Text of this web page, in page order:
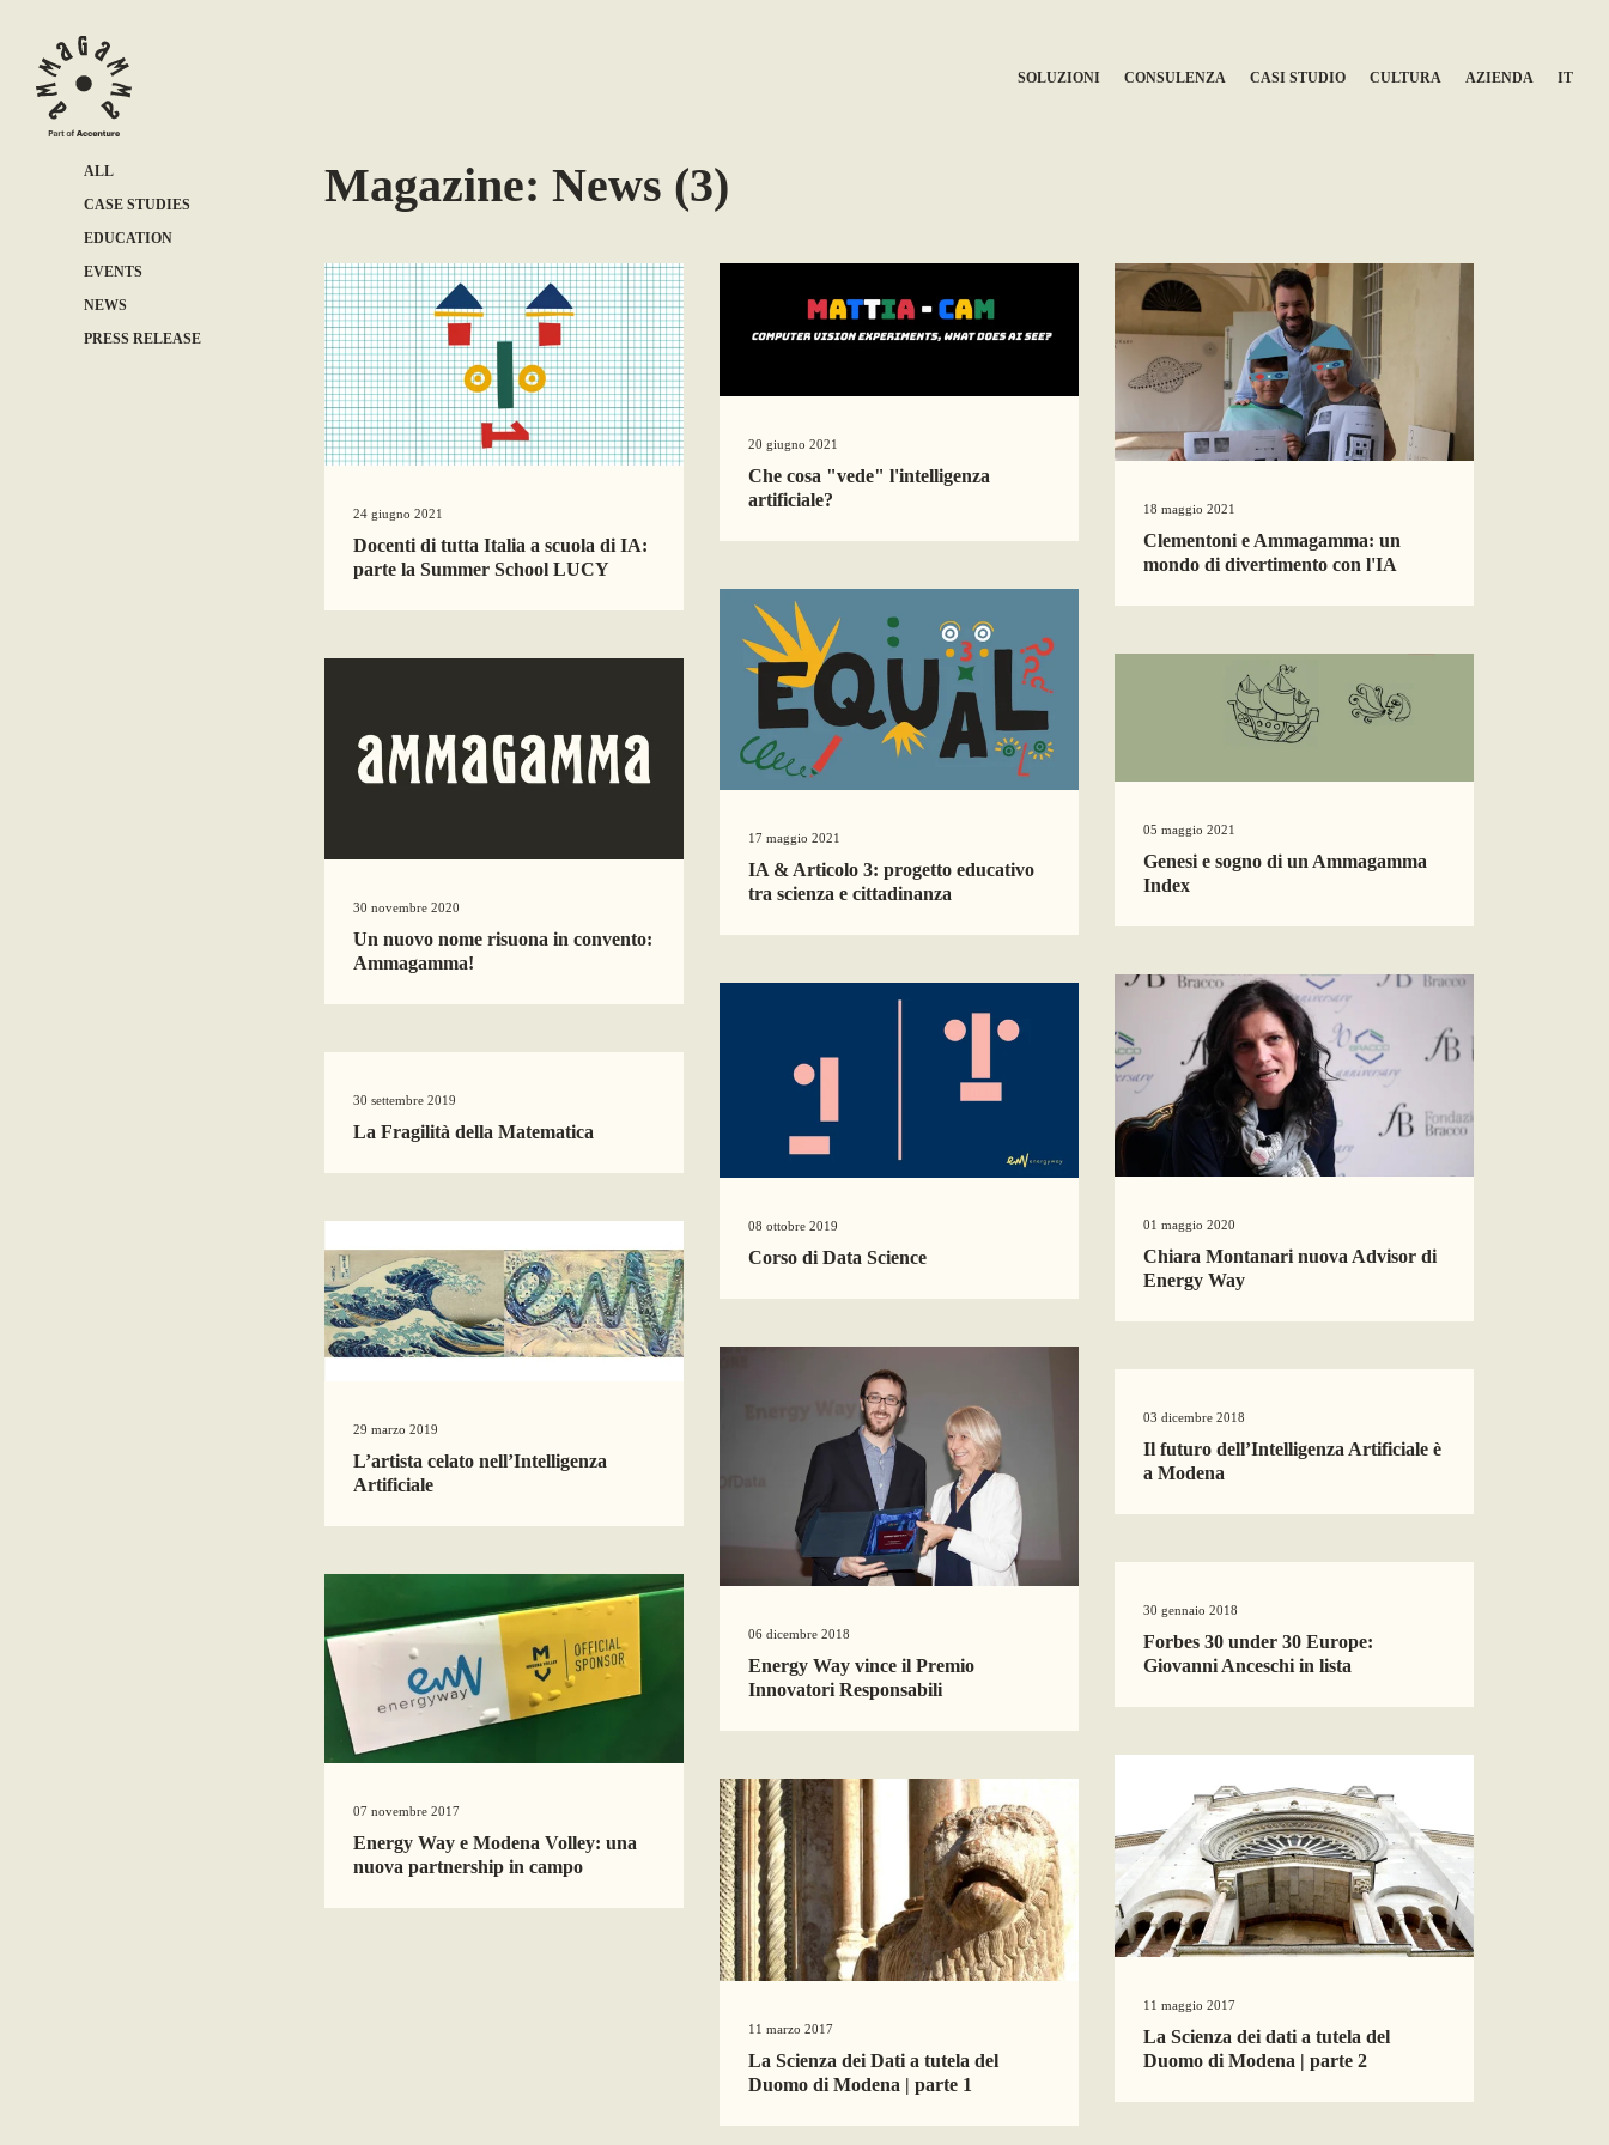
SOLUZIONI CONSULENZA CASI STUDIO CULTURA AZIENDA IT
ALL
CASE STUDIES
EDUCATION
EVENTS
NEWS
PRESS RELEASE
Magazine: News (3)
24 giugno 2021
Docenti di tutta Italia a scuola di IA:
parte la Summer School LUCY
20 giugno 2021
Che cosa "vede" l'intelligenza
artificiale?
18 maggio 2021
Clementoni e Ammagamma: un
mondo di divertimento con l'IA
17 maggio 2021
IA & Articolo 3: progetto educativo
tra scienza e cittadinanza
05 maggio 2021
Genesi e sogno di un Ammagamma
Index
30 novembre 2020
Un nuovo nome risuona in convento:
Ammagamma!
01 maggio 2020
Chiara Montanari nuova Advisor di
Energy Way
08 ottobre 2019
Corso di Data Science
30 settembre 2019
La Fragilità della Matematica
29 marzo 2019
L’artista celato nell’Intelligenza
Artificiale
06 dicembre 2018
Energy Way vince il Premio
Innovatori Responsabili
03 dicembre 2018
Il futuro dell’Intelligenza Artificiale è
a Modena
30 gennaio 2018
Forbes 30 under 30 Europe:
Giovanni Anceschi in lista
07 novembre 2017
Energy Way e Modena Volley: una
nuova partnership in campo
11 maggio 2017
La Scienza dei dati a tutela del
Duomo di Modena | parte 2
11 marzo 2017
La Scienza dei Dati a tutela del
Duomo di Modena | parte 1